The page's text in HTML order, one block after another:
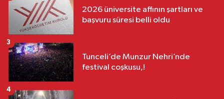
2026 üniversite affının şartları ve
başvuru süresi belli oldu
Tunceli’de Munzur Nehri’nde
festival coşkusu,!
3
4